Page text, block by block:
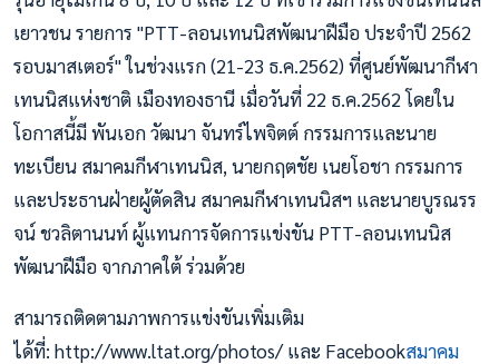
เยาวชน รายการ "PTT-ลอนเทนนิสพัฒนาฝีมือ ประจำปี 2562
รอบมาสเตอร์" ในช่วงแรก (21-23 ธ.ค.2562) ที่ศูนย์พัฒนากีฬา
เทนนิสแห่งชาติ เมืองทองธานี เมื่อวันที่ 22 ธ.ค.2562 โดยใน
โอกาสนี้มี พันเอก วัฒนา จันทร์ไพจิตต์ กรรมการและนาย
ทะเบียน สมาคมกีฬาเทนนิส, นายกฤตชัย เนยโอชา กรรมการ
และประธานฝ่ายผู้ตัดสิน สมาคมกีฬาเทนนิสฯ และนายบูรณรร
จน์ ชวลิตานนท์ ผู้แทนการจัดการแข่งขัน PTT-ลอนเทนนิส
พัฒนาฝีมือ จากภาคใต้ ร่วมด้วย
สามารถติดตามภาพการแข่งขันเพิ่มเติม
ได้ที่: http://www.ltat.org/photos/ และ Facebookสมาคม